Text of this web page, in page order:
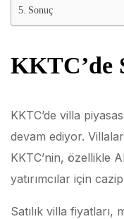
Sonuç
KKTC’de
KKTC’de villa
devam ediyor.
KKTC’nin, özellikle
yatırımcılar için
Satılık villa